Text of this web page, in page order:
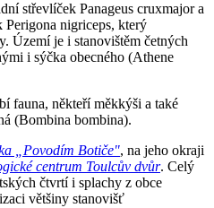
střevlíček Panageus cruxmajor a
Perigona nigriceps, který
Území je i stanovištěm četných
i sýčka obecného (Athene
fauna, někteří měkkýši a také
(Bombina bombina).
„Povodím Botiče", na jeho okraji
centrum Toulcův dvůr. Celý
čtvrtí i splachy z obce
většiny stanovišť